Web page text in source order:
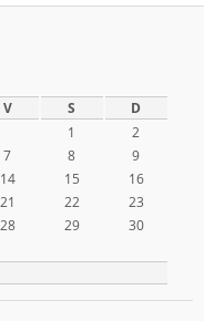
V S D
1
2
7 8
9
14 15
16
21 22
23
28 29
30